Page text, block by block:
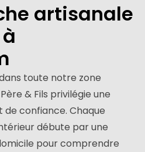
artisanale
toute notre zone
& Fils privilégie une
confiance. Chaque
débute par une
pour comprendre